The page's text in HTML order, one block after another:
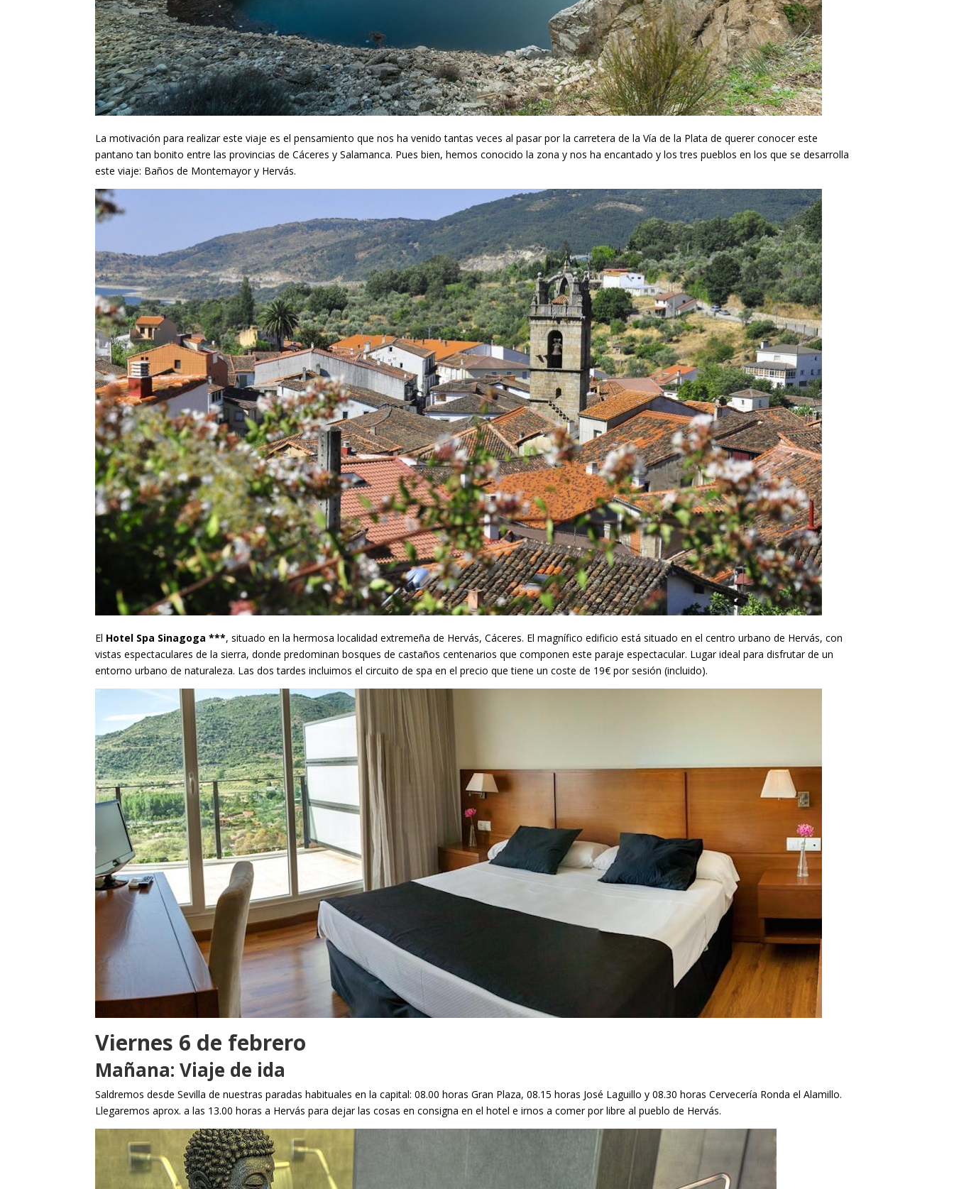
La motivación para realizar este viaje es el pensamiento que nos ha venido tantas veces al pasar por la carretera de la Vía de la Plata de querer conocer este
pantano tan bonito entre las provincias de Cáceres y Salamanca. Pues bien, hemos conocido la zona y nos ha encantado y los tres pueblos en los que se desarrolla
este viaje: Baños de Montemayor y Hervás.
El Hotel Spa Sinagoga ***, situado en la hermosa localidad extremeña de Hervás, Cáceres. El magnífico edificio está situado en el centro urbano de Hervás, con
vistas espectaculares de la sierra, donde predominan bosques de castaños centenarios que componen este paraje espectacular. Lugar ideal para disfrutar de un
entorno urbano de naturaleza. Las dos tardes incluimos el circuito de spa en el precio que tiene un coste de 19€ por sesión (incluido).
Viernes 6 de febrero
Mañana: Viaje de ida
Saldremos desde Sevilla de nuestras paradas habituales en la capital: 08.00 horas Gran Plaza, 08.15 horas José Laguillo y 08.30 horas Cervecería Ronda el Alamillo.
Llegaremos aprox. a las 13.00 horas a Hervás para dejar las cosas en consigna en el hotel e irnos a comer por libre al pueblo de Hervás.